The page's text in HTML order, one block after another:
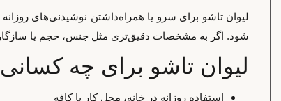
لیوان تاشو برای سرو یا همراه‌داشتن نوشیدنی‌های
شود. اگر به مشخصات دقیق‌تری مثل جنس، حجم یا سازگاری
لیوان تاشو برای چه
استفاده روزانه در خانه، محل کار یا کافه